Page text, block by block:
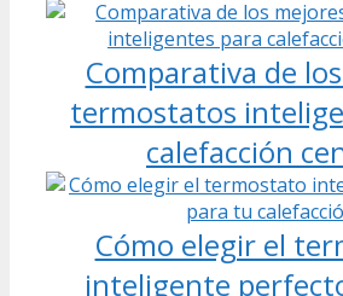
Comparativa de
termostatos
calefacción
Cómo elegir el
inteligente